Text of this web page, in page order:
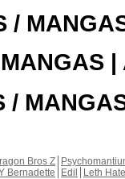
/
|
/
Bros Z
Bernadette Edil
Leth Hate